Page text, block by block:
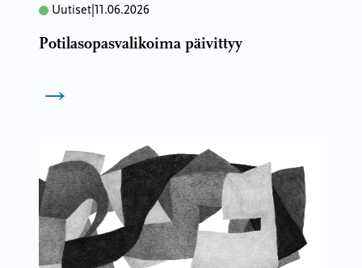
Uutiset 11.06.2026
Potilasopasvalikoima päivittyy
→